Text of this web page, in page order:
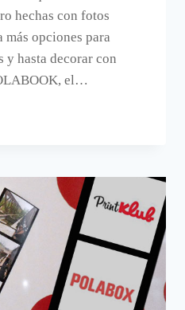
hechas con fotos
más opciones para
y hasta decorar con
el…